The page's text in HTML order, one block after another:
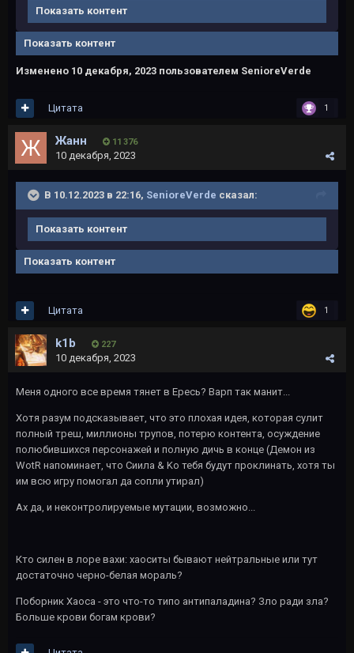
Показать контент
Показать контент
Изменено 10 декабря, 2023 пользователем SenioreVerde
1
Цитата
Жанн 11 376
10 декабря, 2023
В 10.12.2023 в 22:16, SenioreVerde сказал:
Показать контент
Показать контент
1
Цитата
k1b 227
10 декабря, 2023
Меня одного все время тянет в Ересь? Варп так манит...
Хотя разум подсказывает, что это плохая идея, которая сулит
полный треш, миллионы трупов, потерю контента, осуждение
полюбившихся персонажей и полную дичь в конце (Демон из
WotR напоминает, что Сиила & Ko тебя будут проклинать, хотя ты
им всю игру помогал да сопли утирал)
Ах да, и неконтролируемые мутации, возможно...
Кто силен в лоре вахи: хаоситы бывают нейтральные или тут
достаточно черно-белая мораль?
Поборник Хаоса - это что-то типо антипаладина? Зло ради зла?
Больше крови богам крови?